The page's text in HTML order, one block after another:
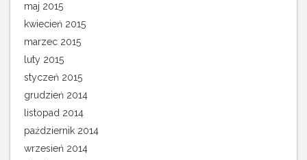
maj 2015
kwiecień 2015
marzec 2015
luty 2015
styczeń 2015
grudzień 2014
listopad 2014
październik 2014
wrzesień 2014